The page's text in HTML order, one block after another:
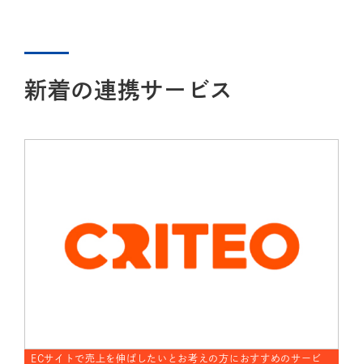
新着の連携サービス
ECサイトで売上を伸ばしたいとお考えの方におすすめのサービ